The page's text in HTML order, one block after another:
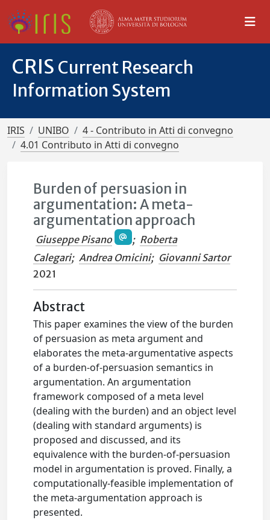
CRIS Current Research
Information System
IRIS UNIBO
4 - Contributo in Atti di convegno
4.01 Contributo in Atti di convegno
Burden of persuasion in
argumentation: A meta-
argumentation approach
Giuseppe Pisano ; Roberta
Calegari; Andrea Omicini; Giovanni Sartor
2021
Abstract
This paper examines the view of the burden
of persuasion as meta argument and
elaborates the meta-argumentative aspects
of a burden-of-persuasion semantics in
argumentation. An argumentation
framework composed of a meta level
(dealing with the burden) and an object level
(dealing with standard arguments) is
proposed and discussed, and its
equivalence with the burden-of-persuasion
model in argumentation is proved. Finally, a
computationally-feasible implementation of
the meta-argumentation approach is
presented.